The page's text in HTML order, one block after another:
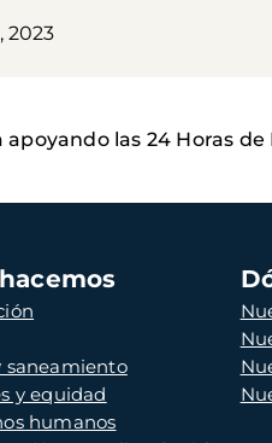
2023
las 24 Horas de
saneamiento
y equidad
humanos